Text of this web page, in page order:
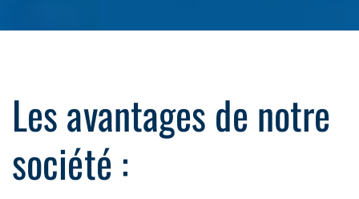
Les avantages de notre
société :